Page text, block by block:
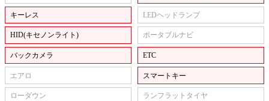
キーレス LEDヘッドランプ
HID(キセノンライト) ポータブルナビ
バックカメラ ETC
エアロ スマートキー
ローダウン ランフラットタイヤ